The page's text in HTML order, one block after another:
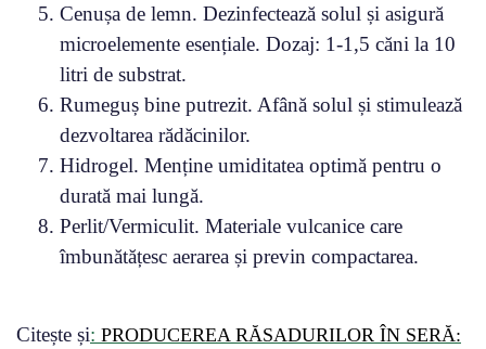
Cenușa de lemn. Dezinfectează solul și asigură
microelemente esențiale. Dozaj: 1-1,5 căni la 10
litri de substrat.
Rumeguș bine putrezit. Afână solul și stimulează
dezvoltarea rădăcinilor.
Hidrogel. Menține umiditatea optimă pentru o
durată mai lungă.
Perlit/Vermiculit. Materiale vulcanice care
îmbunătățesc aerarea și previn compactarea.
Citește și: PRODUCEREA RĂSADURILOR ÎN SERĂ: